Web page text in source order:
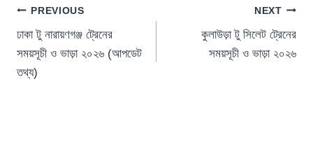
Post
navigation
PREVIOUS
ঢাকা টু নারায়ণগঞ্জ ট্রেনের
সময়সূচী ও ভাড়া ২০২৬ (আপডেট
তথ্য)
NEXT
কুলাউড়া টু সিলেট ট্রেনের
সময়সূচী ও ভাড়া ২০২৬